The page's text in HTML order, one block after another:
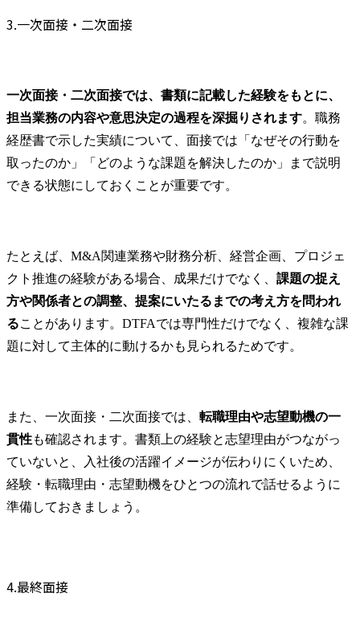
3.一次面接・二次面接
一次面接・二次面接では、書類に記載した経験をもとに、
担当業務の内容や意思決定の過程を深掘りされます。職務
経歴書で示した実績について、面接では「なぜその行動を
取ったのか」「どのような課題を解決したのか」まで説明
できる状態にしておくことが重要です。
たとえば、M&A関連業務や財務分析、経営企画、プロジェ
クト推進の経験がある場合、成果だけでなく、 課題の捉え
方や関係者との調整、提案にいたるまでの考え方を問われ
ることがあります。DTFAでは専門性だけでなく、複雑な課
題に対して主体的に動けるかも見られるためです。
また、一次面接・二次面接では、 転職理由や志望動機の一
貫性も確認されます。書類上の経験と志望理由がつながっ
ていないと、入社後の活躍イメージが伝わりにくいため、
経験・転職理由・志望動機をひとつの流れで話せるように
準備しておきましょう。
4.最終面接